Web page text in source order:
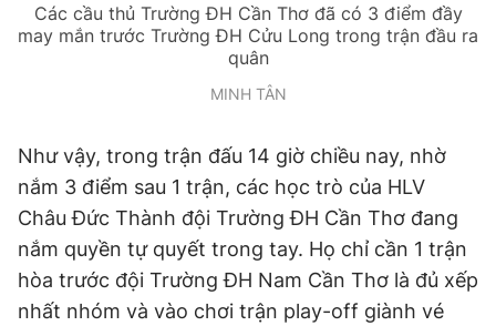
Các cầu thủ Trường ĐH Cần Thơ đã có 3 điểm đầy
may mắn trước Trường ĐH Cửu Long trong trận đầu ra
quân
MINH TÂN
Như vậy, trong trận đấu 14 giờ chiều nay, nhờ
nắm 3 điểm sau 1 trận, các học trò của HLV
Châu Đức Thành đội Trường ĐH Cần Thơ đang
nắm quyền tự quyết trong tay. Họ chỉ cần 1 trận
hòa trước đội Trường ĐH Nam Cần Thơ là đủ xếp
nhất nhóm và vào chơi trận play-off giành vé